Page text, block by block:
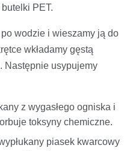
PET.
wodzie i wieszamy ją do
wkładamy gęstą
Następnie usypujemy
z wygasłego ogniska i
toksyny chemiczne.
piasek kwarcowy